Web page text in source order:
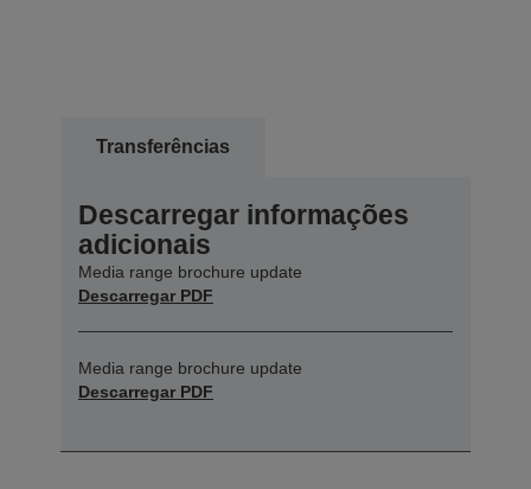
Transferências
Descarregar informações
adicionais
Media range brochure update
Descarregar PDF
Media range brochure update
Descarregar PDF